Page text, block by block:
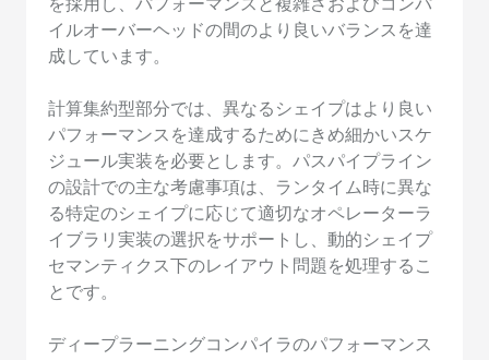
を採用し、パフォーマンスと複雑さおよびコンパ
イルオーバーヘッドの間のより良いバランスを達
成しています。
計算集約型部分では、異なるシェイプはより良い
パフォーマンスを達成するためにきめ細かいスケ
ジュール実装を必要とします。パスパイプライン
の設計での主な考慮事項は、ランタイム時に異な
る特定のシェイプに応じて適切なオペレーターラ
イブラリ実装の選択をサポートし、動的シェイプ
セマンティクス下のレイアウト問題を処理するこ
とです。
ディープラーニングコンパイラのパフォーマンス